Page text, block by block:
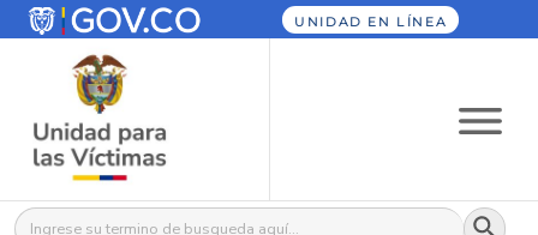
UNIDAD EN LÍNEA
Buscar: Botón